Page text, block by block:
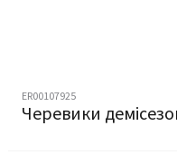
ER00107925
Черевики